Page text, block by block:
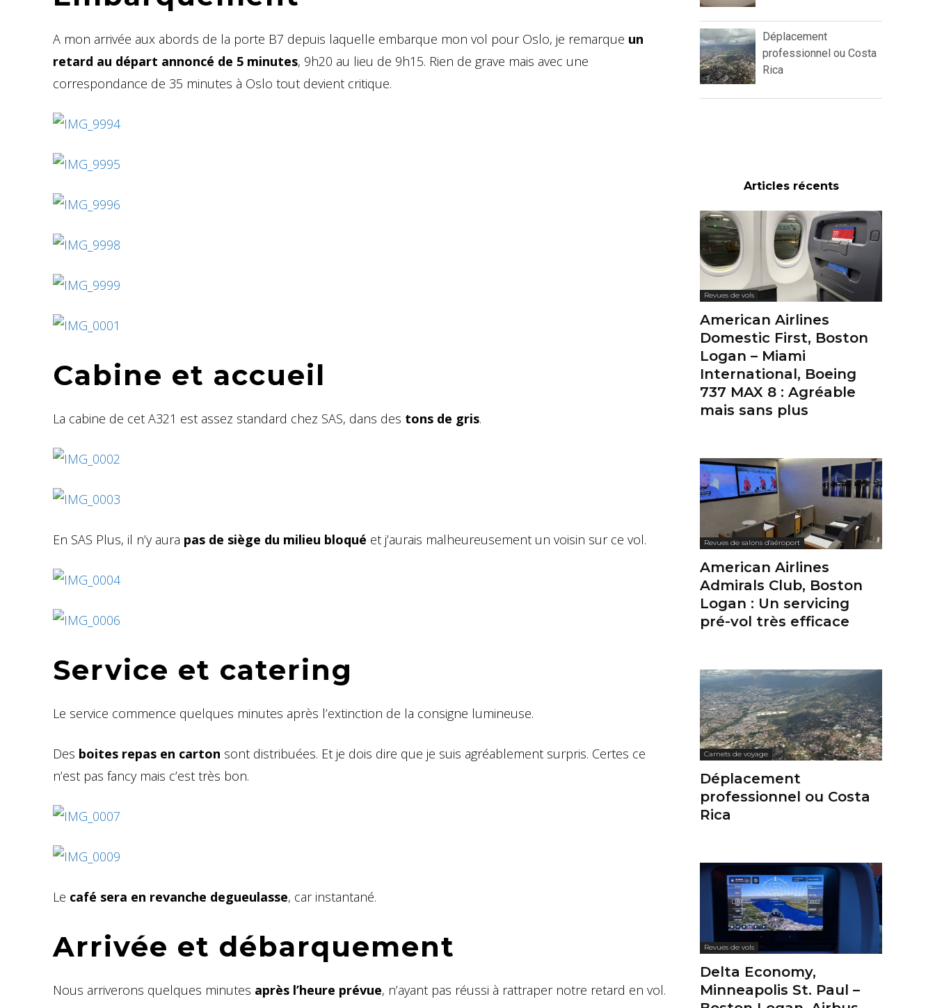
A mon arrivée aux abords de la porte B7 depuis laquelle embarque mon vol pour Oslo, je remarque un
retard au départ annoncé de 5 minutes, 9h20 au lieu de 9h15. Rien de grave mais avec une
correspondance de 35 minutes à Oslo tout devient critique.
Cabine et accueil
La cabine de cet A321 est assez standard chez SAS, dans des tons de gris.
En SAS Plus, il n’y aura pas de siège du milieu bloqué et j’aurais malheureusement un voisin sur ce vol.
Service et catering
Le service commence quelques minutes après l’extinction de la consigne lumineuse.
Des boites repas en carton sont distribuées. Et je dois dire que je suis agréablement surpris. Certes ce
n’est pas fancy mais c’est très bon.
Le café sera en revanche degueulasse, car instantané.
Arrivée et débarquement
Nous arriverons quelques minutes après l’heure prévue, n’ayant pas réussi à rattraper notre retard en vol.
Déplacement
professionnel ou Costa
Rica
Articles récents
Revues de vols
American Airlines
Domestic First, Boston
Logan – Miami
International, Boeing
737 MAX 8 : Agréable
mais sans plus
Revues de salons d'aéroport
American Airlines
Admirals Club, Boston
Logan : Un servicing
pré-vol très efficace
Carnets de voyage
Déplacement
professionnel ou Costa
Rica
Revues de vols
Delta Economy,
Minneapolis St. Paul –